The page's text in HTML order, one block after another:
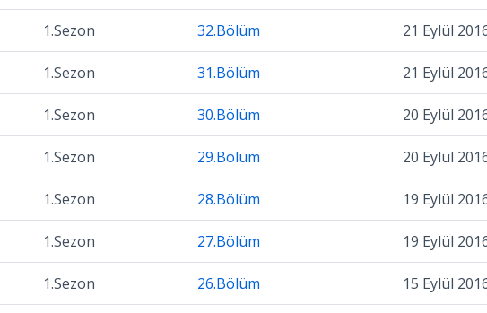
1.Sezon 32.Bölüm 21 Eylül
1.Sezon 31.Bölüm 21 Eylül
1.Sezon 30.Bölüm 20 Eylül
1.Sezon 29.Bölüm 20 Eylül
1.Sezon 28.Bölüm 19 Eylül
1.Sezon 27.Bölüm 19 Eylül
1.Sezon 26.Bölüm 15 Eylül